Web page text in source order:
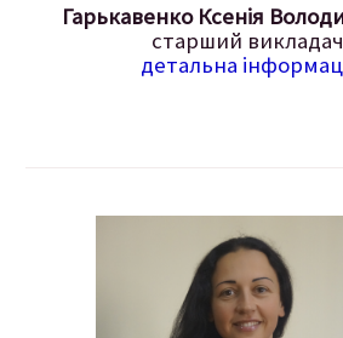
Гарькавенко Ксенія
старший викладач
детальна